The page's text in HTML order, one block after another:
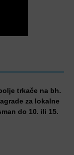
trkače na bh.
za lokalne
do 10. ili 15.